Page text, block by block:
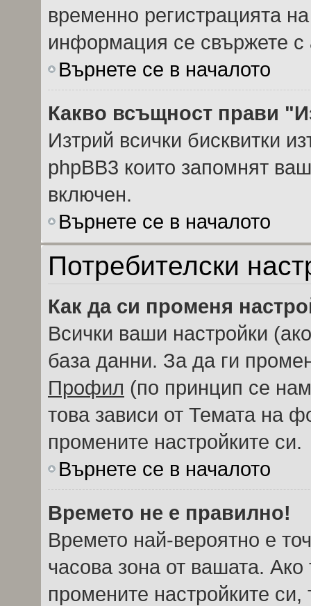
временно регистрацията
информация се свържете с
Върнете се в началото
Какво всъщност прави
Изтрий всички бисквитки
phpBB3 които запомнят
включен.
Върнете се в началото
Потребителски
Как да си променя
Всички ваши настройки
база данни. За да ги
Профил (по принцип се
това зависи от Темата на
промените настройките си.
Върнете се в началото
Времето не е правилно!
Времето най-вероятно е
часова зона от вашата.
промените настройките